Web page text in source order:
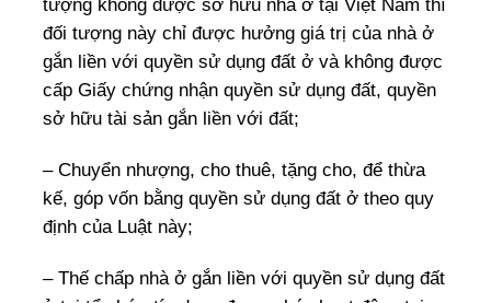
tượng không được sở hữu nhà ở tại Việt Nam thì
đối tượng này chỉ được hưởng giá trị của nhà ở
gắn liền với quyền sử dụng đất ở và không được
cấp Giấy chứng nhận quyền sử dụng đất, quyền
sở hữu tài sản gắn liền với đất;
– Chuyển nhượng, cho thuê, tặng cho, để thừa
kế, góp vốn bằng quyền sử dụng đất ở theo quy
định của Luật này;
– Thế chấp nhà ở gắn liền với quyền sử dụng đất